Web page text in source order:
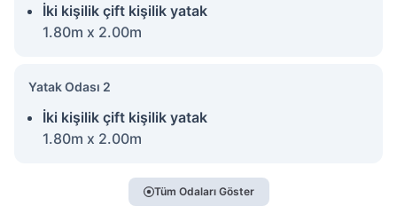
İki kişilik çift kişilik yatak
1.80m x 2.00m
Yatak Odası 2
İki kişilik çift kişilik yatak
1.80m x 2.00m
Tüm Odaları Göster